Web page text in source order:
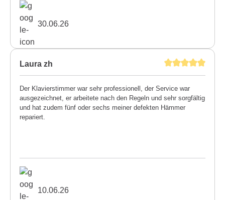
30.06.26
Laura zh
Der Klavierstimmer war sehr professionell, der Service war
ausgezeichnet, er arbeitete nach den Regeln und sehr sorgfältig
und hat zudem fünf oder sechs meiner defekten Hämmer
repariert.
10.06.26